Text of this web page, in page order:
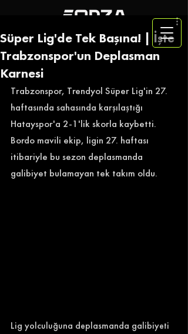
Süper Lig'de Tek Başına! | İşte
Trabzonspor'un Deplasman
Karnesi
Trabzonspor, Trendyol Süper Lig'in 27.
haftasında sahasında karşılaştığı
Hatayspor'a 2-1'lik skorla kaybetti.
Bordo mavili ekip, ligin 27. haftası
itibariyle bu sezon deplasmanda
galibiyet bulamayan tek takım oldu.
Lig yolculuğuna deplasmanda galibiyeti